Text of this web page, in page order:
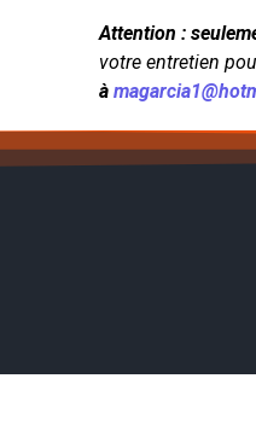
Attention :
votre entretien
à